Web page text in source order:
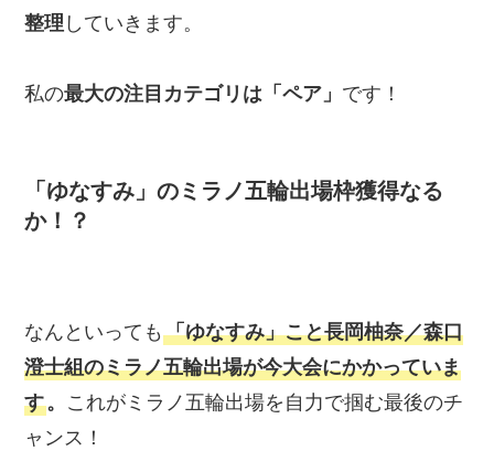
整理 していきます。
私の最大の注目カテゴリは「ペア」 です！
「ゆなすみ」のミラノ五輪出場枠獲得なる
か！？
なんといっても「ゆなすみ」こと長岡柚奈／森口
澄士組のミラノ五輪出場が今大会にかかっていま
す。 これがミラノ五輪出場を自力で掴む最後のチ
ャンス！